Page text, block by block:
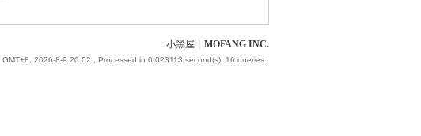
小黑屋 MOFANG INC.
GMT+8, 2026-8-9 20:02 , Processed in 0.023113 second(s), 16 queries .